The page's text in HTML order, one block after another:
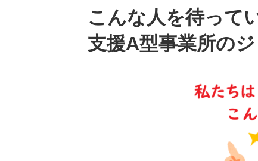
こんな人を待って
支援A型事業所の